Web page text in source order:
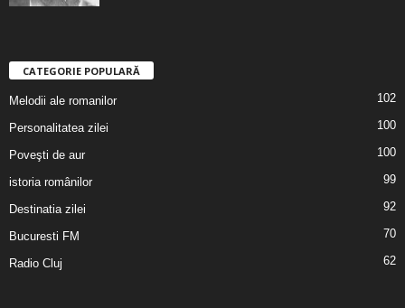
CATEGORIE POPULARĂ
Melodii ale romanilor 102
Personalitatea zilei 100
Poveşti de aur 100
istoria românilor 99
Destinatia zilei 92
Bucuresti FM 70
Radio Cluj 62